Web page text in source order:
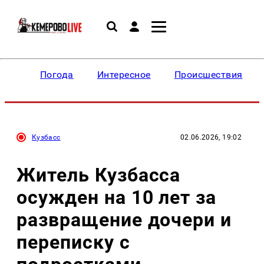
Погода Интересное Происшествия
Кузбасс 02.06.2026, 19:02
Житель Кузбасса
осужден на 10 лет за
развращение дочери и
переписку с